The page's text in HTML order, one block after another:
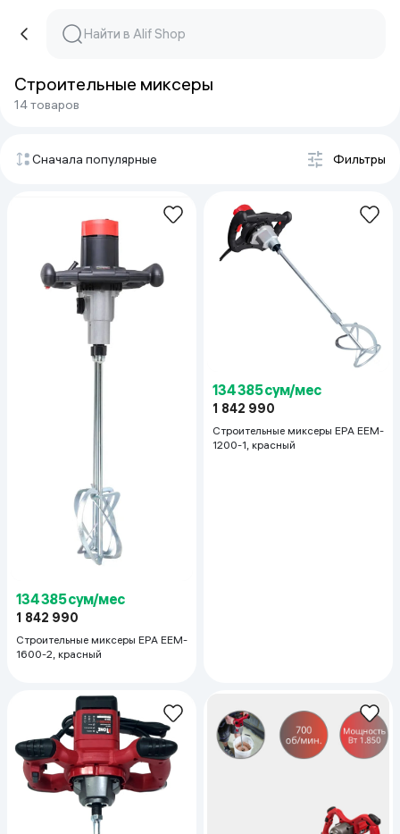
Строительные миксеры
14 товаров
Сначала популярные Фильтры
134 385 сум/мес
1 842 990
Строительные миксеры EPA EEM-
1600-2, красный
134 385 сум/мес
1 842 990
Строительные миксеры EPA EEM-
1200-1, красный